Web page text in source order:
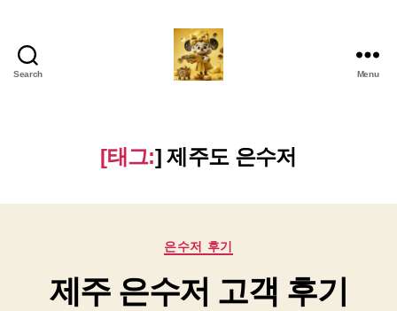
Search
얼
리
Menu
[태그:]제주도 은수저
Categories
은수저 후기
제주 은수저 고객 후기